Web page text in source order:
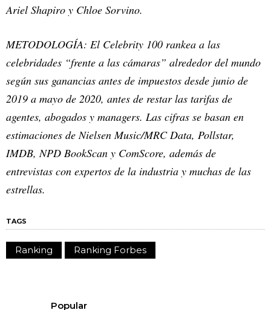
Ariel Shapiro y Chloe Sorvino.
METODOLOGÍA: El Celebrity 100 rankea a las
celebridades “frente a las cámaras” alrededor del mundo
según sus ganancias antes de impuestos desde junio de
2019 a mayo de 2020, antes de restar las tarifas de
agentes, abogados y managers. Las cifras se basan en
estimaciones de Nielsen Music/MRC Data, Pollstar,
IMDB, NPD BookScan y ComScore, además de
entrevistas con expertos de la industria y muchas de las
estrellas.
TAGS
Ranking Ranking Forbes
Popular